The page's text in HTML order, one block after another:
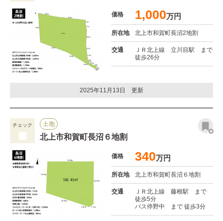
価格 1,000万円
所在地 北上市和賀町長沼2地割
交通
ＪＲ北上線 立川目駅 まで
徒歩26分
2025年11月13日 更新
チェック 土地
北上市和賀町長沼６地割
価格 340万円
所在地 北上市和賀町長沼６地割
交通
ＪＲ北上線 藤根駅 まで
徒歩5分
バス停野中 まで 徒歩3分